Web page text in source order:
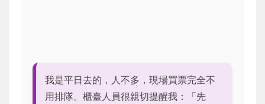
我是平日去的，人不多，現場買票完全不
用排隊。櫃臺人員很親切提醒我：「先